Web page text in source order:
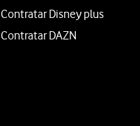
Contratar Disney plus
Contratar DAZN